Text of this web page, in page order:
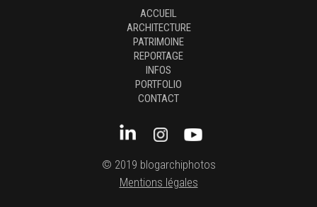
ACCUEIL
ARCHITECTURE
PATRIMOINE
REPORTAGE
INFOS
PORTFOLIO
CONTACT
© 2019 blogarchiphotos
Mentions légales